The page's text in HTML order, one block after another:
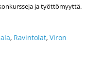
ja työttömyyttä.
, Ravintolat,Viron